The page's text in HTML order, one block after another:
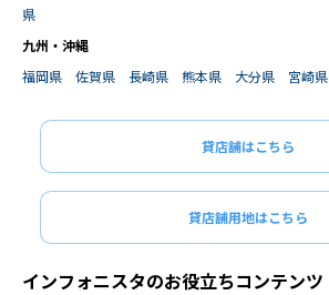
県
九州・沖縄
福岡県
佐賀県 長崎県 熊本県 大分県 宮崎県
貸店舗はこちら
貸店舗用地はこちら
インフォニスタのお役立ちコンテンツ